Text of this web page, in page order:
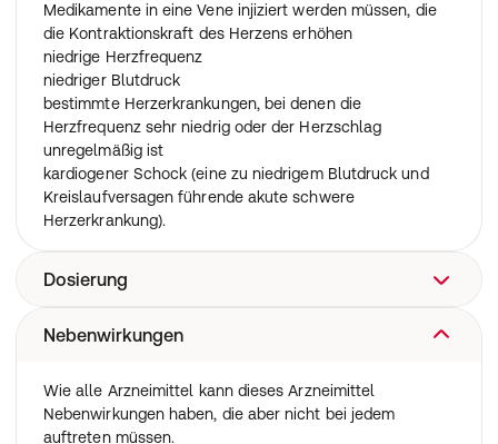
Medikamente in eine Vene injiziert werden müssen, die
die Kontraktionskraft des Herzens erhöhen
niedrige Herzfrequenz
niedriger Blutdruck
bestimmte Herzerkrankungen, bei denen die
Herzfrequenz sehr niedrig oder der Herzschlag
unregelmäßig ist
kardiogener Schock (eine zu niedrigem Blutdruck und
Kreislaufversagen führende akute schwere
Herzerkrankung).
Dosierung
Nehmen Sie dieses Arzneimittel immer genau nach
oder Apotheker nach, wenn Sie sich nicht sicher sind.
Während der Behandlung müssen Sie regelmäßig von
Ihrem Arzt untersucht werden. Dies ist besonders zu
Nebenwirkungen
Wie alle Arzneimittel kann dieses Arzneimittel
Nebenwirkungen haben, die aber nicht bei jedem
auftreten müssen.